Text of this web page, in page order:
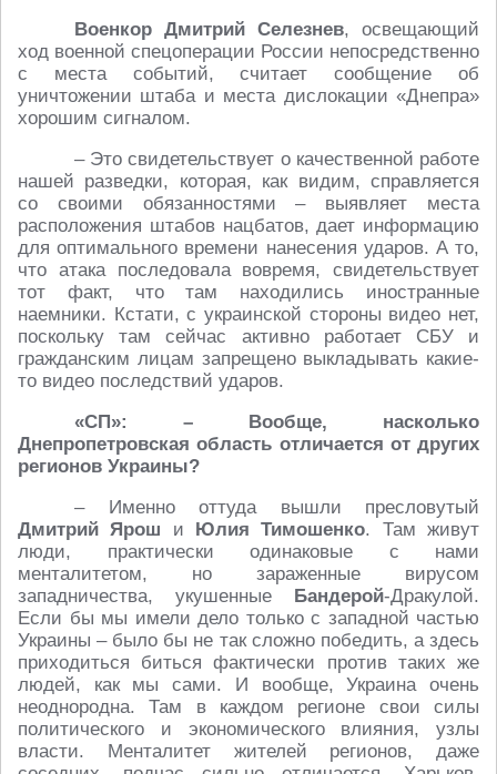
Военкор Дмитрий Селезнев, освещающий
ход военной спецоперации России непосредственно
с места событий, считает сообщение об
уничтожении штаба и места дислокации «Днепра»
хорошим сигналом.
– Это свидетельствует о качественной работе
нашей разведки, которая, как видим, справляется
со своими обязанностями – выявляет места
расположения штабов нацбатов, дает информацию
для оптимального времени нанесения ударов. А то,
что атака последовала вовремя, свидетельствует
тот факт, что там находились иностранные
наемники. Кстати, с украинской стороны видео нет,
поскольку там сейчас активно работает СБУ и
гражданским лицам запрещено выкладывать какие-
то видео последствий ударов.
«СП»: – Вообще, насколько
Днепропетровская область отличается от других
регионов Украины?
– Именно оттуда вышли пресловутый
Дмитрий Ярош и Юлия Тимошенко. Там живут
люди, практически одинаковые с нами
менталитетом, но зараженные вирусом
западничества, укушенные Бандерой-Дракулой.
Если бы мы имели дело только с западной частью
Украины – было бы не так сложно победить, а здесь
приходиться биться фактически против таких же
людей, как мы сами. И вообще, Украина очень
неоднородна. Там в каждом регионе свои силы
политического и экономического влияния, узлы
власти. Менталитет жителей регионов, даже